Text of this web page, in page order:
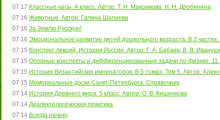
07:17 Классные часы. 4 класс. Автор: Т. Н. Максимова, Н. Н. Дробинина
07:16 Животные. Автор: Галина Шалаева
07:16 За Землю Русскую!
07:16 Эмоциональное развитие детей дошкольного возраста. В 2
07:15 Конспект лекций. История России. Автор: Г. А. Бабаев, В. В.
07:15 Опорные конспекты и дифференцированные задачи по физике.
07:15 История Византийских императоров. В 5 томах. Том 5. Автор:
07:15 Мемориальные доски Санкт-Петербурга. Справочник
07:14 История Древнего мира. 5 класс. Автор: О. В. Кишенкова
07:14 Диалектологическая практика
07:14 Всегда начеку